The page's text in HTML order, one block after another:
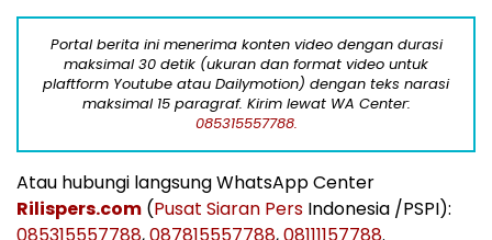
Portal berita ini menerima konten video dengan durasi
maksimal 30 detik (ukuran dan format video untuk
plaftform Youtube atau Dailymotion) dengan teks narasi
maksimal 15 paragraf. Kirim lewat WA Center:
085315557788.
Atau hubungi langsung WhatsApp Center
Rilispers.com (Pusat Siaran Pers Indonesia /PSPI):